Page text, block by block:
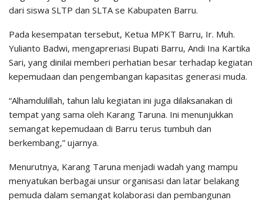
dari siswa SLTP dan SLTA se Kabupaten Barru.
Pada kesempatan tersebut, Ketua MPKT Barru, Ir. Muh.
Yulianto Badwi, mengapreriasi Bupati Barru, Andi Ina Kartika
Sari, yang dinilai memberi perhatian besar terhadap kegiatan
kepemudaan dan pengembangan kapasitas generasi muda.
“Alhamdulillah, tahun lalu kegiatan ini juga dilaksanakan di
tempat yang sama oleh Karang Taruna. Ini menunjukkan
semangat kepemudaan di Barru terus tumbuh dan
berkembang,” ujarnya.
Menurutnya, Karang Taruna menjadi wadah yang mampu
menyatukan berbagai unsur organisasi dan latar belakang
pemuda dalam semangat kolaborasi dan pembangunan